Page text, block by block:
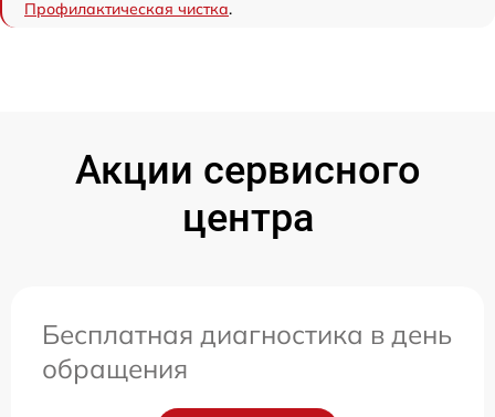
Профилактическая чистка.
Акции сервисного
центра
Бесплатная диагностика в день
обращения